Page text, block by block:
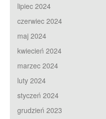
lipiec 2024
czerwiec 2024
maj 2024
kwiecień 2024
marzec 2024
luty 2024
styczeń 2024
grudzień 2023